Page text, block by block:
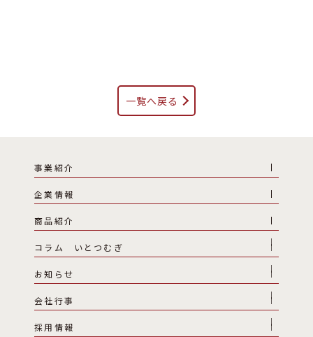
一覧へ戻る
事業紹介
企業情報
商品紹介
コラム いとつむぎ
お知らせ
会社行事
採用情報